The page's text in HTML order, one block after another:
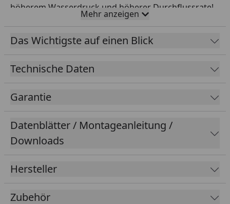
höherem Wasserdruck und höherer Durchflussrate!
Sie fördert max. 3000 l/h und hat eine max.
Fontänenhöhe
von 1,95 m
mit einer
Leistungsaufnahme von nur26 W. Die optimierte
Düsenbilder in drei attraktive Varianten. Der zweite,
Bachläufe
Mehr anzeigen
Das Wichtigste auf einen Blick
Technische Daten
Garantie
Datenblätter / Montageanleitung /
Downloads
Hersteller
Zubehör